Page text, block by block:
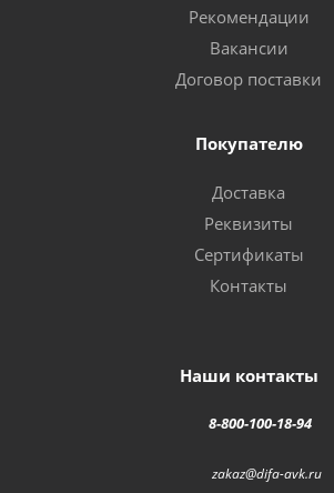
Рекомендации
Вакансии
Договор поставки
Покупателю
Доставка
Реквизиты
Сертификаты
Контакты
Наши контакты
8-800-100-18-94
zakaz@difa-avk.ru